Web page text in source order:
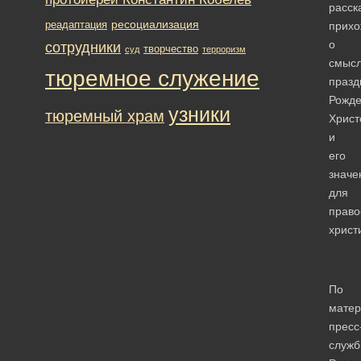
о
и
его
для
По
реадаптация ресоциализация
сотрудники суд творчество терроризм
тюремное служение
тюремный храм узники